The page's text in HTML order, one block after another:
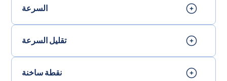
السرعة
تقليل السرعة
نقطة ساخنة